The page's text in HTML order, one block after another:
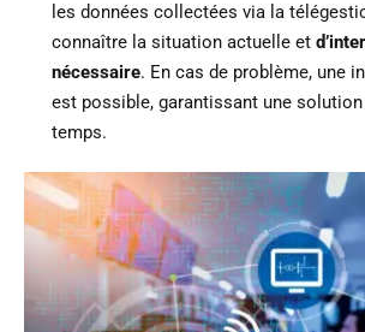
les données collectées via la
connaître la situation actuelle et
nécessaire. En cas de problème, une
est possible, garantissant une
temps.